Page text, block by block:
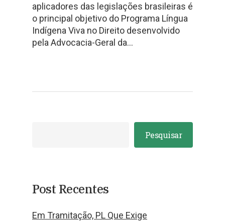
aplicadores das legislações brasileiras é
o principal objetivo do Programa Língua
Indígena Viva no Direito desenvolvido
pela Advocacia-Geral da…
Pesquisar
Post Recentes
Em Tramitação, PL Que Exige